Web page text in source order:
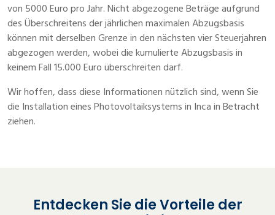
von 5000 Euro pro Jahr. Nicht abgezogene Beträge aufgrund
des Überschreitens der jährlichen maximalen Abzugsbasis
können mit derselben Grenze in den nächsten vier Steuerjahren
abgezogen werden, wobei die kumulierte Abzugsbasis in
keinem Fall 15.000 Euro überschreiten darf.
Wir hoffen, dass diese Informationen nützlich sind, wenn Sie
die Installation eines Photovoltaiksystems in Inca in Betracht
ziehen.
Entdecken Sie die Vorteile der